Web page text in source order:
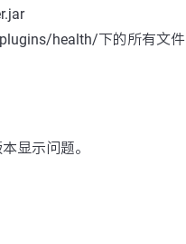
health/下的所有文件
显示问题。